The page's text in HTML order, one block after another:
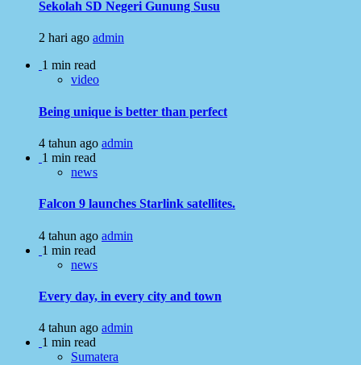
Sekolah SD Negeri Gunung Susu
2 hari ago admin
1 min read
video
Being unique is better than perfect
4 tahun ago admin
1 min read
news
Falcon 9 launches Starlink satellites.
4 tahun ago admin
1 min read
news
Every day, in every city and town
4 tahun ago admin
1 min read
Sumatera